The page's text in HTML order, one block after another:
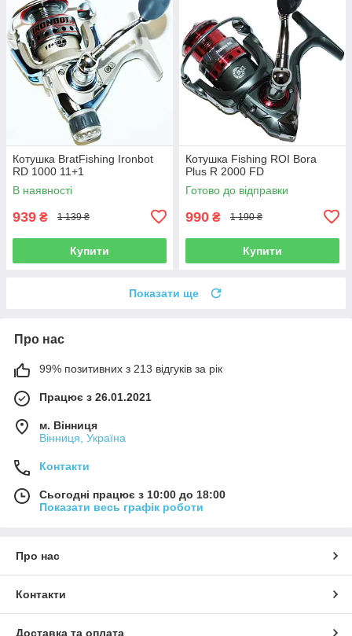
Котушка BratFishing Ironbot
RD 1000 11+1
В наявності
939 ₴ 1 139 ₴
Купити
Котушка Fishing ROI Bora
Plus R 2000 FD
Готово до відправки
990 ₴ 1 190 ₴
Купити
Показати ще
Про нас
99% позитивних з 213 відгуків за рік
Працює з 26.01.2021
м. Вінниця
Вінниця, Україна
Контакти
Сьогодні працює з 10:00 до 18:00
Показати весь графік роботи
Про нас
Контакти
Доставка та оплата